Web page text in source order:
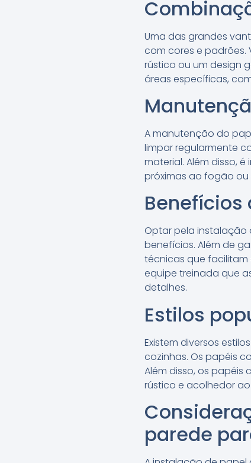
Uma das grandes
com cores e
rústico ou um design
áreas específicas,
A manutenção do
limpar regularmente
material. Além disso,
próximas ao fogão
Optar pela instalação
benefícios. Além de
técnicas que facilitam
equipe treinada que
detalhes.
Estilos
Existem diversos
cozinhas. Os papéis
Além disso, os
rústico e acolhedor
parede